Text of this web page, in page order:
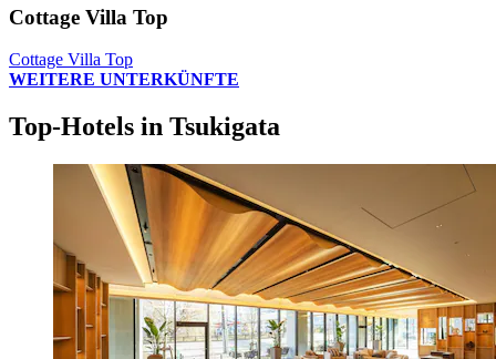
Cottage Villa Top
Cottage Villa Top
WEITERE UNTERKÜNFTE
Top-Hotels in Tsukigata